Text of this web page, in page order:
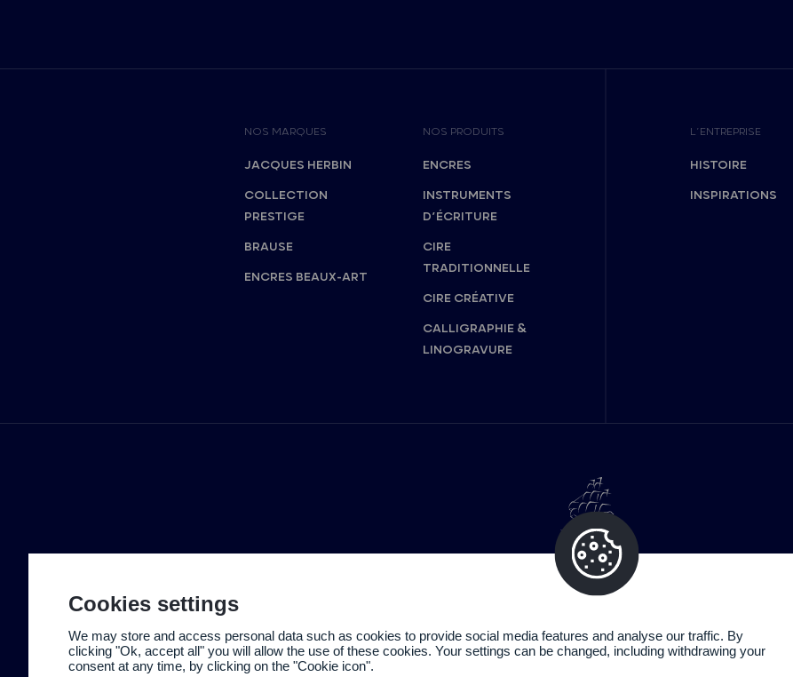
NOS MARQUES
JACQUES HERBIN
COLLECTION
PRESTIGE
BRAUSE
ENCRES BEAUX-ART
NOS PRODUITS
ENCRES
INSTRUMENTS
D’ÉCRITURE
CIRE
TRADITIONNELLE
CIRE CRÉATIVE
CALLIGRAPHIE &
LINOGRAVURE
L’ENTREPRISE
HISTOIRE
INSPIRATIONS
Cookies settings
We may store and access personal data such as cookies to provide social media features and analyse our traffic. By
clicking "Ok, accept all" you will allow the use of these cookies. Your settings can be changed, including withdrawing your
consent at any time, by clicking on the "Cookie icon".